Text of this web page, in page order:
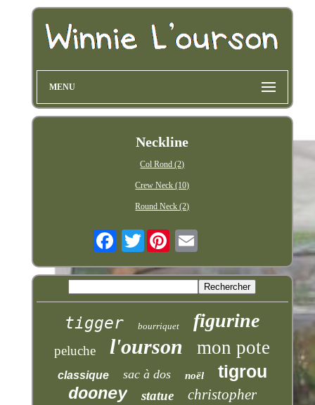
MENU
Neckline
Col Rond (2)
Crew Neck (10)
Round Neck (2)
Twitter
tigger bourriquet figurine
peluche l'ourson mon pote
classique sac à dos noël tigrou
dooney statue christopher